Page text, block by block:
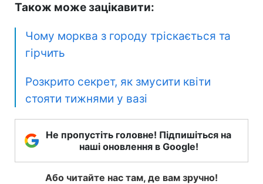
Також може зацікавити:
Чому морква з городу тріскається та
гірчить
Розкрито секрет, як змусити квіти
стояти тижнями у вазі
Не пропустіть головне! Підпишіться на
наші оновлення в Google!
Або читайте нас там, де вам зручно!